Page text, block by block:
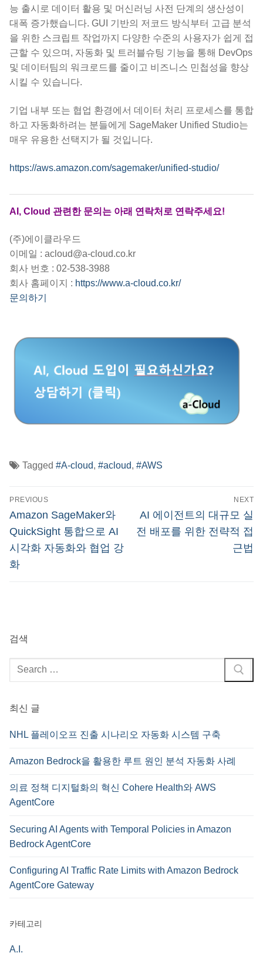
능 출시로 데이터 활용 및 머신러닝 사전 단계의 생산성이
대폭 증가했습니다. GUI 기반의 저코드 방식부터 고급 분석
을 위한 스크립트 작업까지 다양한 수준의 사용자가 쉽게 접
근할 수 있으며, 자동화 및 트러블슈팅 기능을 통해 DevOps
및 데이터팀의 워크로드를 줄이고 비즈니스 민첩성을 향상
시킬 수 있습니다.
기업 내부 또는 협업 환경에서 데이터 처리 프로세스를 통합
하고 자동화하려는 분들에게 SageMaker Unified Studio는
매우 유용한 선택지가 될 것입니다.
https://aws.amazon.com/sagemaker/unified-studio/
AI, Cloud 관련한 문의는 아래 연락처로 연락주세요!
(주)에이클라우드
이메일 : acloud@a-cloud.co.kr
회사 번호 : 02-538-3988
회사 홈페이지 : https://www.a-cloud.co.kr/
문의하기
Tagged #A-cloud, #acloud, #AWS
글
탐
색
PREVIOUS
Previous
post:
Amazon SageMaker와
QuickSight 통합으로 AI
시각화 자동화와 협업 강
화
NEXT
Next
post:
AI 에이전트의 대규모 실
전 배포를 위한 전략적 접
근법
검색
검
색
최신 글
NHL 플레이오프 진출 시나리오 자동화 시스템 구축
Amazon Bedrock을 활용한 루트 원인 분석 자동화 사례
의료 정책 디지털화의 혁신 Cohere Health와 AWS
AgentCore
Securing AI Agents with Temporal Policies in Amazon
Bedrock AgentCore
Configuring AI Traffic Rate Limits with Amazon Bedrock
AgentCore Gateway
카테고리
A.I.